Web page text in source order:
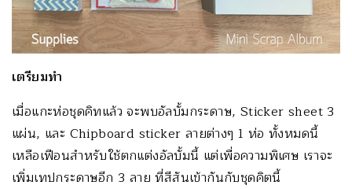
เตรียมทำ
เมื่อแกะห่อชุดคิทแล้ว จะพบอัลบั้มกระดาษ, Sticker sheet 3
แผ่น, และ Chipboard sticker ลายต่างๆ 1 ห่อ ทั้งหมดนี้
เหลือเฟือนสำหรับใช้ตกแต่งอัลบั้มนี้ แต่เพื่อความพิเศษ เราจะ
เพิ่มเทปกระดาษอีก 3 ลาย ที่สีสันเข้ากันกับชุดคิตนี้